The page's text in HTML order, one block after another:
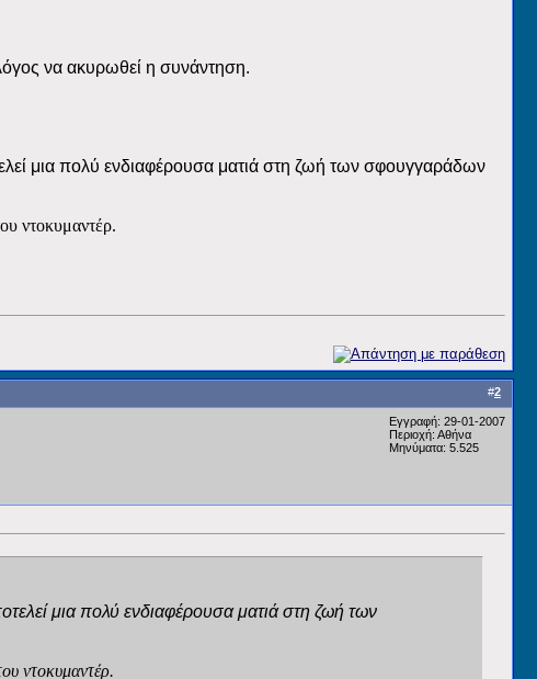
να ακυρωθεί η συνάντηση.
μια πολύ ενδιαφέρουσα ματιά στη ζωή των σφουγγαράδων
ντοκυμαντέρ.
#2
Εγγραφή: 29-01-2007
Περιοχή: Αθήνα
Μηνύματα: 5.525
μια πολύ ενδιαφέρουσα ματιά στη ζωή των
ντοκυμαντέρ.